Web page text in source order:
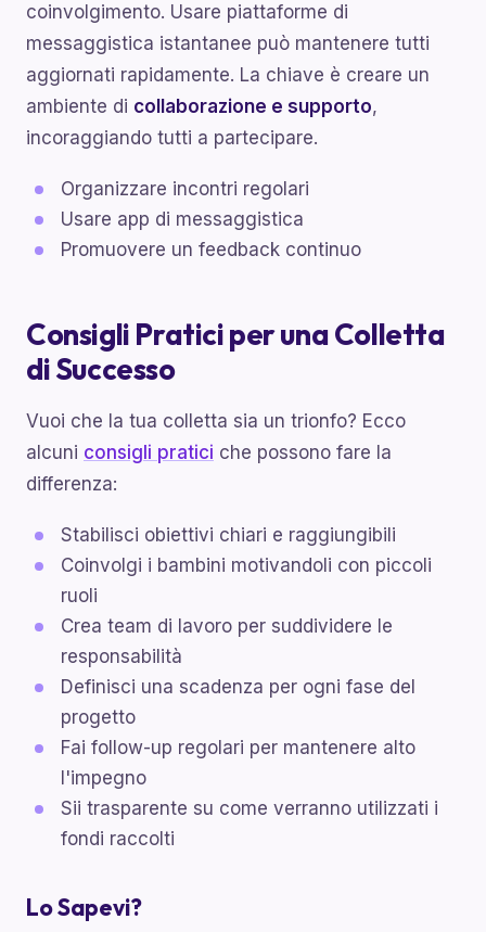
coinvolgimento. Usare piattaforme di
messaggistica istantanee può mantenere tutti
aggiornati rapidamente. La chiave è creare un
ambiente di collaborazione e supporto,
incoraggiando tutti a partecipare.
Organizzare incontri regolari
Usare app di messaggistica
Promuovere un feedback continuo
Consigli Pratici per una Colletta
di Successo
Vuoi che la tua colletta sia un trionfo? Ecco
alcuni consigli pratici che possono fare la
differenza:
Stabilisci obiettivi chiari e raggiungibili
Coinvolgi i bambini motivandoli con piccoli
ruoli
Crea team di lavoro per suddividere le
responsabilità
Definisci una scadenza per ogni fase del
progetto
Fai follow-up regolari per mantenere alto
l'impegno
Sii trasparente su come verranno utilizzati i
fondi raccolti
Lo Sapevi?